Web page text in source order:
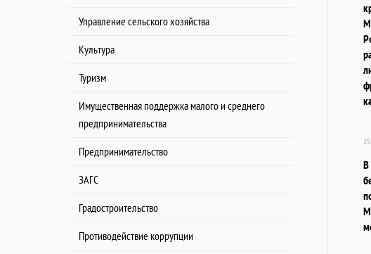
Управление сельского хозяйства
Культура
Туризм
Имущественная поддержка малого и среднего
предпринимательства
Предпринимательство
ЗАГС
Градостроительство
Противодействие коррупции
В